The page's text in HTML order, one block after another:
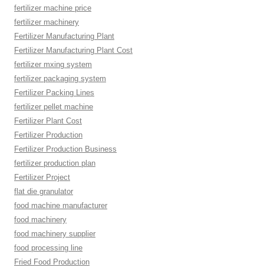
fertilizer machine price
fertilizer machinery
Fertilizer Manufacturing Plant
Fertilizer Manufacturing Plant Cost
fertilizer mxing system
fertilizer packaging system
Fertilizer Packing Lines
fertilizer pellet machine
Fertilizer Plant Cost
Fertilizer Production
Fertilizer Production Business
fertilizer production plan
Fertilizer Project
flat die granulator
food machine manufacturer
food machinery
food machinery supplier
food processing line
Fried Food Production